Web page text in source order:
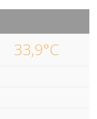
33,9°C